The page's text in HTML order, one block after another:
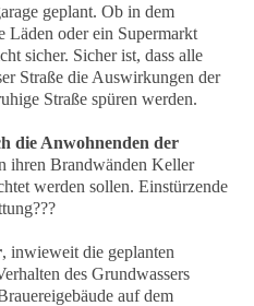
geplant. Ob in dem
Läden oder ein Supermarkt
sicher. Sicher ist, dass alle
Straße die Auswirkungen der
Straße spüren werden.
die Anwohnenden der
ihren Brandwänden Keller
werden sollen. Einstürzende
, inwieweit die geplanten
des Grundwassers
auf dem